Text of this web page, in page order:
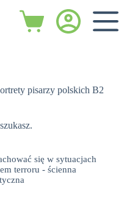
Koszyk
pisarzy polskich B2
się w sytuacjach
terroru - ścienna